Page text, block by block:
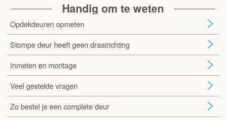
Handig om te weten
Opdekdeuren opmeten
Stompe deur heeft geen draairichting
Inmeten en montage
Veel gestelde vragen
Zo bestel je een complete deur